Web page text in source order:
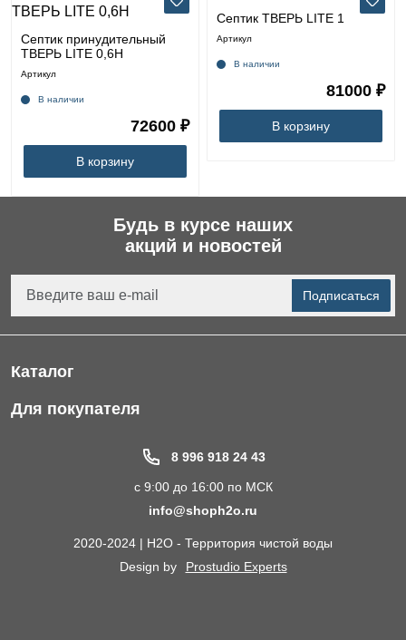
Септик принудительный
ТВЕРЬ LITE 0,6Н
Артикул
В наличии
72600 ₽
В корзину
Септик ТВЕРЬ LITE 1
Артикул
В наличии
81000 ₽
В корзину
Будь в курсе наших
акций и новостей
Подписаться
Каталог
Фильтры для питьевой воды
Электрические Обогреватели
Для покупателя
8 996 918 24 43
с 9:00 до 16:00 по МСК
info@shoph2o.ru
2020-2024 | H2O - Территория чистой воды
Design by
Prostudio Experts